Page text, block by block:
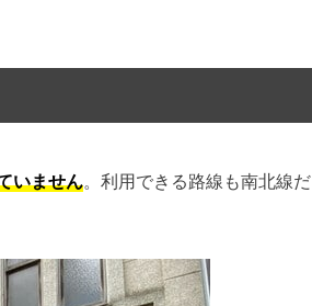
いません。利用できる路線も南北線だ